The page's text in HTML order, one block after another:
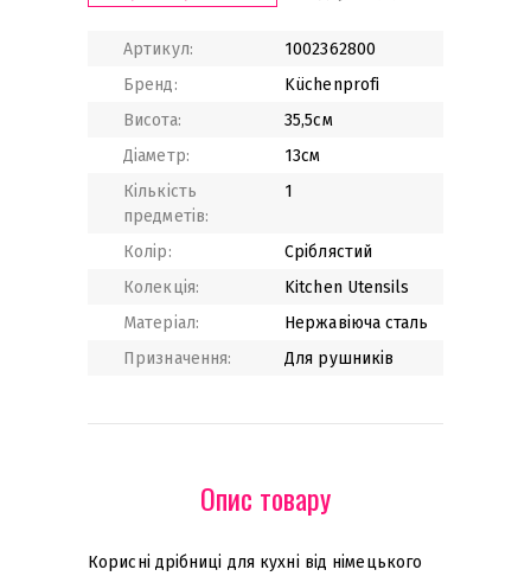
Артикул:
1002362800
Бренд:
Küchenprofi
Висота:
35,5см
Діаметр:
13см
Кількість
предметів:
1
Колір:
Сріблястий
Колекція:
Kitchen Utensils
Матеріал:
Нержавіюча сталь
Призначення:
Для рушників
Опис товару
Корисні дрібниці для кухні від німецького